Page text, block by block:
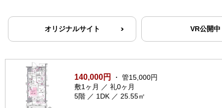
オリジナルサイト VR公開中
140,000円
・ 管15,000円
敷1ヶ月 ／ 礼0ヶ月
5階 ／ 1DK ／ 25.55㎡